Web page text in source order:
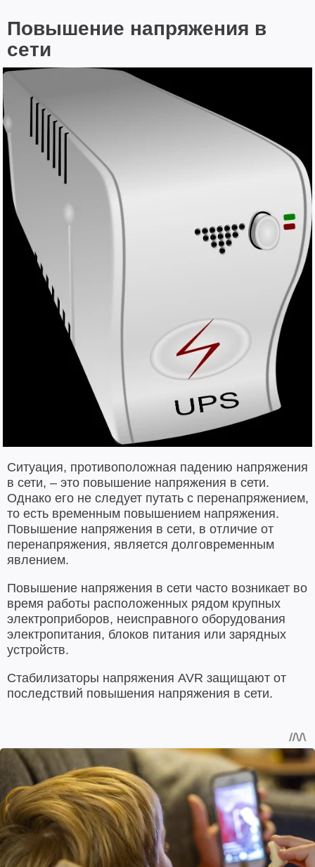
Повышение напряжения в
сети
Ситуация, противоположная падению напряжения
в сети, – это повышение напряжения в сети.
Однако его не следует путать с перенапряжением,
то есть временным повышением напряжения.
Повышение напряжения в сети, в отличие от
перенапряжения, является долговременным
явлением.
Повышение напряжения в сети часто возникает во
время работы расположенных рядом крупных
электроприборов, неисправного оборудования
электропитания, блоков питания или зарядных
устройств.
Стабилизаторы напряжения AVR защищают от
последствий повышения напряжения в сети.